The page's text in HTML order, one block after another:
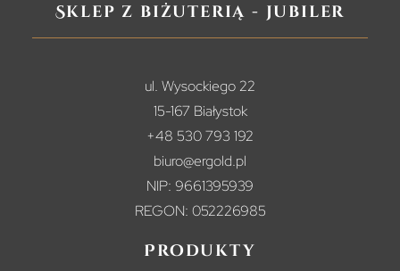
Sklep z biżuterią - jubiler
ul. Wysockiego 22
15-167 Białystok
+48 530 793 192
biuro@ergold.pl
NIP: 9661395939
REGON: 052226985
Produkty